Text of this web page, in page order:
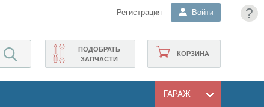
?
Регистрация Войти
КОРЗИНА
ПОДОБРАТЬ
ЗАПЧАСТИ
ГАРАЖ